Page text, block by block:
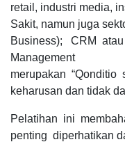
retail, industri media,
Sakit, namun juga
Business); CRM atau
Management
merupakan “Qonditio
keharusan dan tidak
Pelatihan ini
penting diperhatikan